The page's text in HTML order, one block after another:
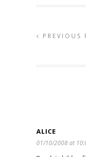
PREVIOUS
ALICE
01/10/2008 at